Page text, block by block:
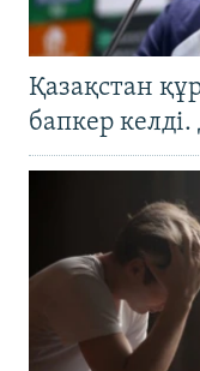
Қазақстан
бапкер